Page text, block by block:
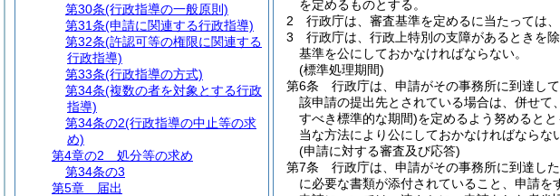
を定めるものとする。
2
行政庁は、審査基準を定めるに当たっては
3
行政庁は、行政上特別の支障があるときを
基準を公にしておかなければならない。
(標準処理期間)
第6条
行政庁は、申請がその事務所に到達し
該申請の提出先とされている場合は、併せ
すべき標準的な期間)を定めるよう努めると
当な方法により公にしておかなければならな
(申請に対する審査及び応答)
第7条
行政庁は、申請がその事務所に到達し
に必要な書類が添付されていること、申請
第30条(行政指導の一般原則)
第31条(申請に関連する行政指導)
第32条(許認可等の権限に関連する
行政指導)
第33条(行政指導の方式)
第34条(複数の者を対象とする行政
指導)
第34条の2(行政指導の中止等の求
め)
第4章の2
処分等の求め
第34条の3
第5章
届出